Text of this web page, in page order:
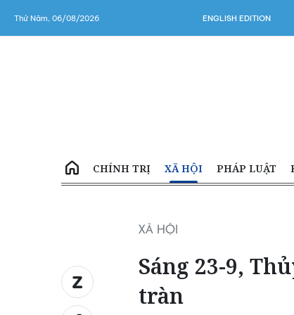
Thứ Năm, 06/08/2026 ENGLISH EDITION
CHÍNH TRỊ XÃ HỘI PHÁP LUẬT
XÃ HỘI
Sáng 23-9,
tràn